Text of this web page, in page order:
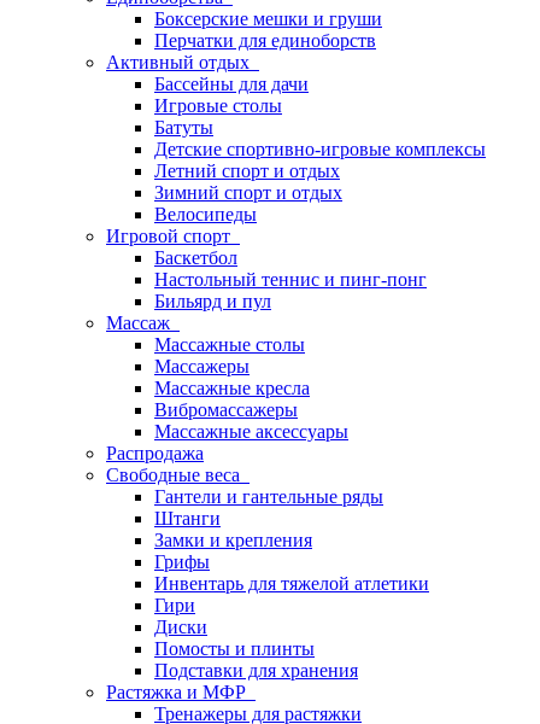
Боксерские мешки и груши
Перчатки для единоборств
Активный отдых
Бассейны для дачи
Игровые столы
Батуты
Детские спортивно-игровые комплексы
Летний спорт и отдых
Зимний спорт и отдых
Велосипеды
Игровой спорт
Баскетбол
Настольный теннис и пинг-понг
Бильярд и пул
Массаж
Массажные столы
Массажеры
Массажные кресла
Вибромассажеры
Массажные аксессуары
Распродажа
Свободные веса
Гантели и гантельные ряды
Штанги
Замки и крепления
Грифы
Инвентарь для тяжелой атлетики
Гири
Диски
Помосты и плинты
Подставки для хранения
Растяжка и МФР
Тренажеры для растяжки